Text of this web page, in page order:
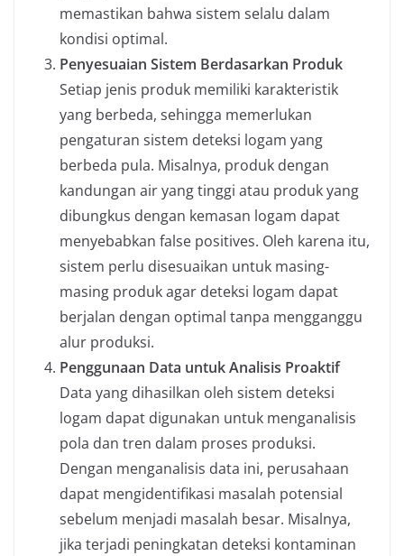
memastikan bahwa sistem selalu dalam
kondisi optimal.
Penyesuaian Sistem Berdasarkan Produk
Setiap jenis produk memiliki karakteristik
yang berbeda, sehingga memerlukan
pengaturan sistem deteksi logam yang
berbeda pula. Misalnya, produk dengan
kandungan air yang tinggi atau produk yang
dibungkus dengan kemasan logam dapat
menyebabkan false positives. Oleh karena itu,
sistem perlu disesuaikan untuk masing-
masing produk agar deteksi logam dapat
berjalan dengan optimal tanpa mengganggu
alur produksi.
Penggunaan Data untuk Analisis Proaktif
Data yang dihasilkan oleh sistem deteksi
logam dapat digunakan untuk menganalisis
pola dan tren dalam proses produksi.
Dengan menganalisis data ini, perusahaan
dapat mengidentifikasi masalah potensial
sebelum menjadi masalah besar. Misalnya,
jika terjadi peningkatan deteksi kontaminan